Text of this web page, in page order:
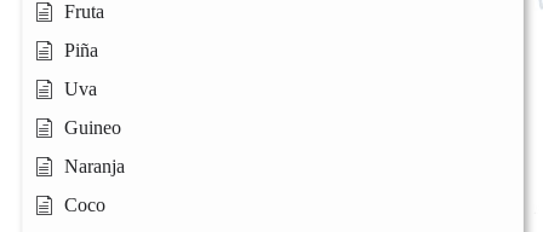
Fruta
Piña
Uva
Guineo
Naranja
Coco